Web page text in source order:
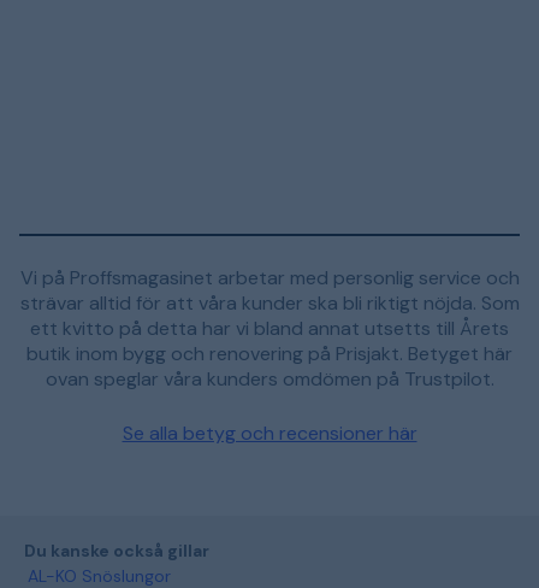
Vi på Proffsmagasinet arbetar med personlig service och
strävar alltid för att våra kunder ska bli riktigt nöjda. Som
ett kvitto på detta har vi bland annat utsetts till Årets
butik inom bygg och renovering på Prisjakt. Betyget här
ovan speglar våra kunders omdömen på Trustpilot.
Se alla betyg och recensioner här
Du kanske också gillar
AL-KO Snöslungor